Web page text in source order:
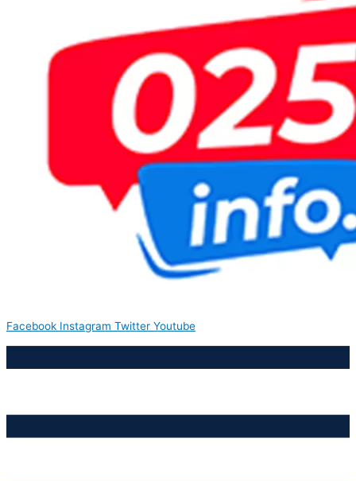
Facebook Instagram Twitter Youtube